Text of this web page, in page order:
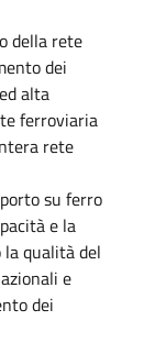
della rete
dei
alta
ferroviaria
rete
su ferro
e la
qualità del
e
dei